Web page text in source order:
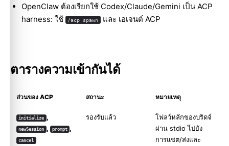
OpenClaw ต้องเรียกใช้ Codex/Claude/Gemini เป็น ACP
harness: ใช้
/acp spawn และ เอเจนต์ ACP
ตารางความเข้ากันได้
ส่วนของ ACP สถานะ หมายเหตุ
initialize ,
newSession , prompt ,
cancel
รองรับแล้ว
โฟลว์หลักของบริดจ์
ผ่าน stdio ไปยัง
การแชต/ส่งและ